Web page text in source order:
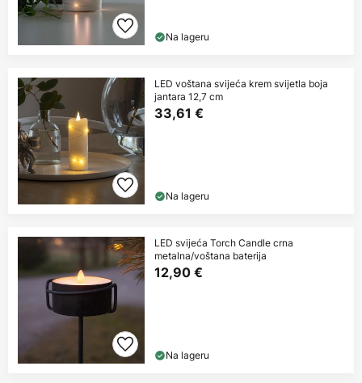
Na lageru
LED voštana svijeća krem svijetla boja
jantara 12,7 cm
33,61 €
Na lageru
LED svijeća Torch Candle crna
metalna/voštana baterija
12,90 €
Na lageru